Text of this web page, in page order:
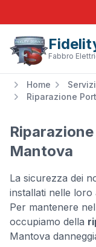
Fabbro
Home Servizi
Riparazione
Mantova
La sicurezza dei
installati nelle loro
Per mantenere
occupiamo della
Mantova